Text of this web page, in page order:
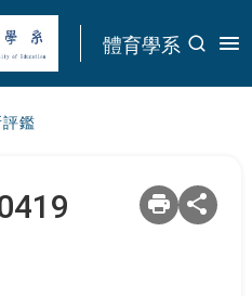
體育學系
鑑